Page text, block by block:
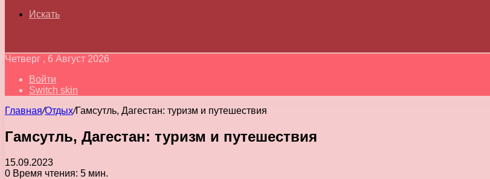
Искать
Четверг , 6 Август 2026
Войти
Switch skin
Главная/Отдых/Гамсутль, Дагестан: туризм и путешествия
Гамсутль, Дагестан: туризм и путешествия
15.09.2023
0 Время чтения: 5 мин.